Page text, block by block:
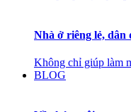
Nhà ở riêng lẻ, dân
Không chỉ giúp làm
BLOG